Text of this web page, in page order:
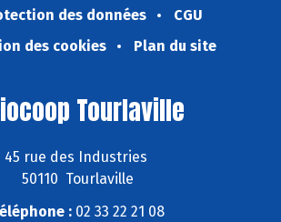
des données
CGU
des cookies
Plan du site
Tourlaville
45 rue des Industries
50110 Tourlaville
:02 33 22 21 08